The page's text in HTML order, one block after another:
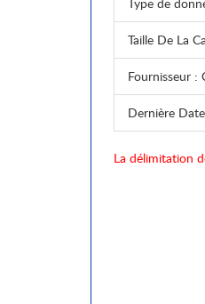
Taille De La
Fournisseur :
Dernière
La délimitation